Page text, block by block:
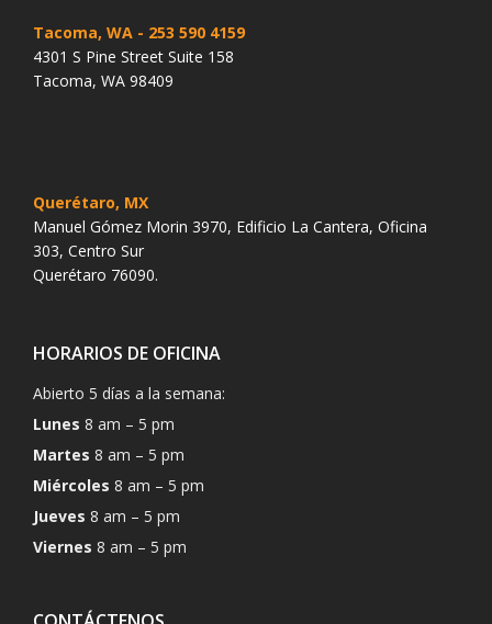
Tacoma, WA - 253 590 4159
4301 S Pine Street Suite 158
Tacoma, WA 98409
Querétaro, MX
Manuel Gómez Morin 3970, Edificio La Cantera, Oficina
303, Centro Sur
Querétaro 76090.
HORARIOS DE OFICINA
Abierto 5 días a la semana:
Lunes 8 am – 5 pm
Martes 8 am – 5 pm
Miércoles 8 am – 5 pm
Jueves 8 am – 5 pm
Viernes 8 am – 5 pm